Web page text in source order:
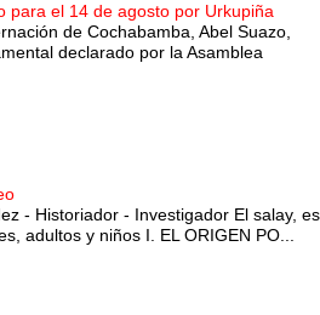
para el 14 de agosto por Urkupiña
de Cochabamba, Abel Suazo,
declarado por la Asamblea
- Historiador - Investigador El salay, es
adultos y niños I. EL ORIGEN PO...